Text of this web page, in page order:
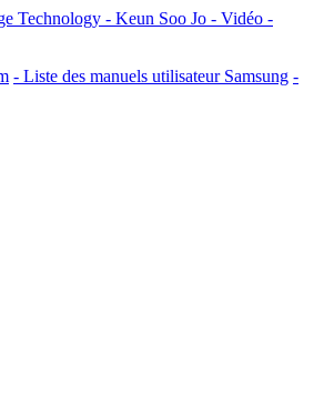
Technology - Keun Soo Jo - Vidéo -
- Liste des manuels utilisateur Samsung -